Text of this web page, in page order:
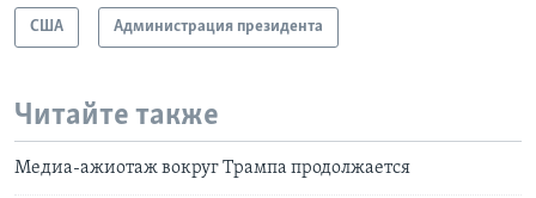
США Администрация президента
Читайте также
Медиа-ажиотаж вокруг Трампа продолжается